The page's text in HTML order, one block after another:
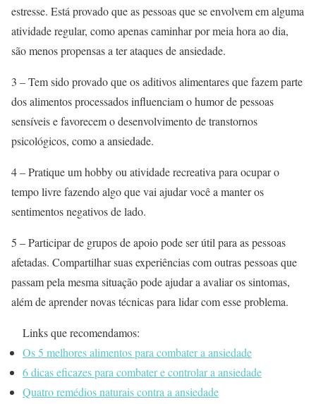
estresse. Está provado que as pessoas que se envolvem em alguma
atividade regular, como apenas caminhar por meia hora ao dia,
são menos propensas a ter ataques de ansiedade.
3 – Tem sido provado que os aditivos alimentares que fazem parte
dos alimentos processados ​​influenciam o humor de pessoas
sensíveis e favorecem o desenvolvimento de transtornos
psicológicos, como a ansiedade.
4 – Pratique um hobby ou atividade recreativa para ocupar o
tempo livre fazendo algo que vai ajudar você a manter os
sentimentos negativos de lado.
5 – Participar de grupos de apoio pode ser útil para as pessoas
afetadas. Compartilhar suas experiências com outras pessoas que
passam pela mesma situação pode ajudar a avaliar os sintomas,
além de aprender novas técnicas para lidar com esse problema.
Links que recomendamos:
Os 5 melhores alimentos para combater a ansiedade
6 dicas eficazes para combater e controlar a ansiedade
Quatro remédios naturais contra a ansiedade